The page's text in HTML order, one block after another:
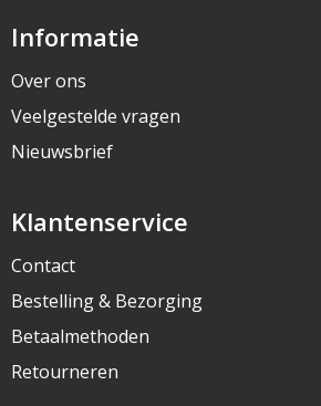
Informatie
Over ons
Veelgestelde vragen
Nieuwsbrief
Klantenservice
Contact
Bestelling & Bezorging
Betaalmethoden
Retourneren